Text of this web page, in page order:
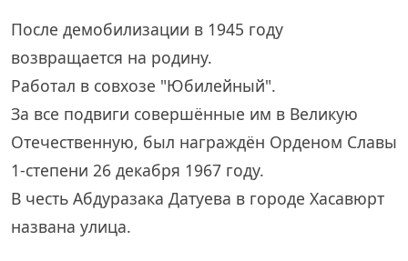
После демобилизации в 1945 году
возвращается на родину.
Работал в совхозе "Юбилейный".
За все подвиги совершённые им в Великую
Отечественную, был награждён Орденом Славы
1-степени 26 декабря 1967 году.
В честь Абдуразака Датуева в городе Хасавюрт
названа улица.